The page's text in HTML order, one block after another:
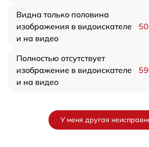
Видна только половина
изображения в видоискателе
и на видео
Полностью отсутствует
изображение в видоискателе
и на видео
У меня другая